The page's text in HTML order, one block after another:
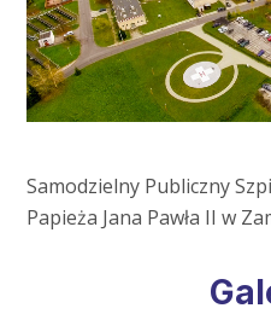
Samodzielny Publiczny
Papieża Jana Pawła II w